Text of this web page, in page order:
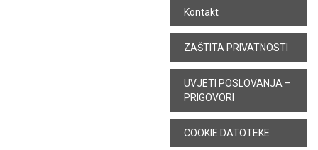
Kontakt
ZAŠTITA PRIVATNOSTI
UVJETI POSLOVANJA –
PRIGOVORI
COOKIE DATOTEKE